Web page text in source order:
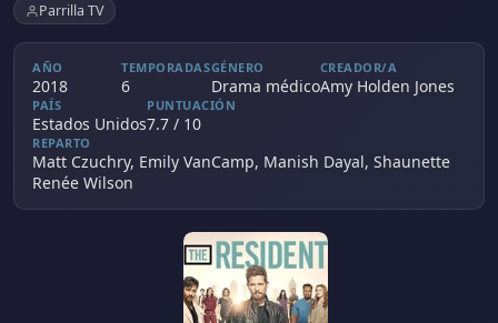
Parrilla TV
AÑO
2018
TEMPORADAS
6
GÉNERO
Drama médico
CREADOR/A
Amy Holden Jones
PAÍS
Estados Unidos
PUNTUACIÓN
7.7 / 10
REPARTO
Matt Czuchry, Emily VanCamp, Manish Dayal, Shaunette
Renée Wilson